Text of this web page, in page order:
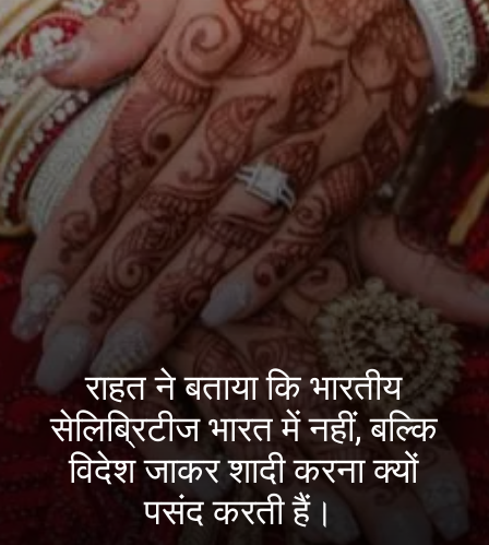
राहत ने बताया कि भारतीय
सेलिब्रिटीज भारत में नहीं, बल्कि
विदेश जाकर शादी करना क्यों
पसंद करती हैं।